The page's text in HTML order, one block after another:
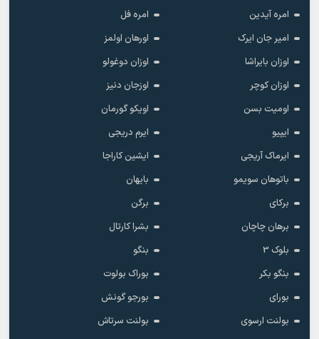
الماس
النور واله
الیاس یالچینتاش
الیت استار جمیله
امراه
امراه کارادومان
امره آیدین
امره فل
امیر جان ایرک
اورهان اولمز
اوزان بایراشا
اوزان دوغولو
اوزان کوچر
اوزجان دنیز
اومیت بسن
اویکو گورمان
ایپیو
ایرم دریجی
ایرماک آریجی
ایشین کاراجا
باتوهان سویمو
بایهان
برکای
برگن
برهان چاچان
بشرا کارتال
بلوک 3
بنگو